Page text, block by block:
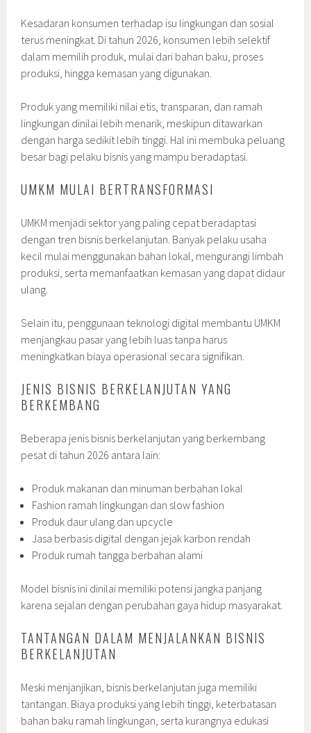
Kesadaran konsumen terhadap isu lingkungan dan sosial
terus meningkat. Di tahun 2026, konsumen lebih selektif
dalam memilih produk, mulai dari bahan baku, proses
produksi, hingga kemasan yang digunakan.
Produk yang memiliki nilai etis, transparan, dan ramah
lingkungan dinilai lebih menarik, meskipun ditawarkan
dengan harga sedikit lebih tinggi. Hal ini membuka peluang
besar bagi pelaku bisnis yang mampu beradaptasi.
UMKM MULAI BERTRANSFORMASI
UMKM menjadi sektor yang paling cepat beradaptasi
dengan tren bisnis berkelanjutan. Banyak pelaku usaha
kecil mulai menggunakan bahan lokal, mengurangi limbah
produksi, serta memanfaatkan kemasan yang dapat didaur
ulang.
Selain itu, penggunaan teknologi digital membantu UMKM
menjangkau pasar yang lebih luas tanpa harus
meningkatkan biaya operasional secara signifikan.
JENIS BISNIS BERKELANJUTAN YANG
BERKEMBANG
Beberapa jenis bisnis berkelanjutan yang berkembang
pesat di tahun 2026 antara lain:
Produk makanan dan minuman berbahan lokal
Fashion ramah lingkungan dan slow fashion
Produk daur ulang dan upcycle
Jasa berbasis digital dengan jejak karbon rendah
Produk rumah tangga berbahan alami
Model bisnis ini dinilai memiliki potensi jangka panjang
karena sejalan dengan perubahan gaya hidup masyarakat.
TANTANGAN DALAM MENJALANKAN BISNIS
BERKELANJUTAN
Meski menjanjikan, bisnis berkelanjutan juga memiliki
tantangan. Biaya produksi yang lebih tinggi, keterbatasan
bahan baku ramah lingkungan, serta kurangnya edukasi